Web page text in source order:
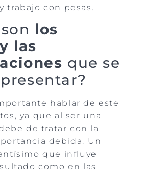
trabajo con pesas.
los
las
que se
hablar de este
ya que al ser una
de tratar con la
debida. Un
que influye
como en las